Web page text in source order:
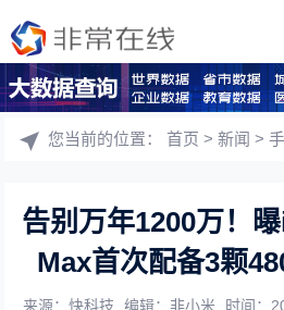
您当前的位置：首页 >新闻 >
告别万年1200万！
Max首次配备3颗
来源：快科技 编辑：非小米 时间：